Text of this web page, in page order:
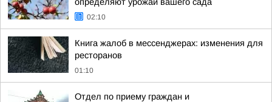
02:10
Книга жалоб в мессенджерах: изменения для
ресторанов
01:10
Отдел по приему граждан и